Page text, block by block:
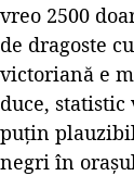
vreo 2500
de dragoste
victoriană e
duce,
puțin
negri în